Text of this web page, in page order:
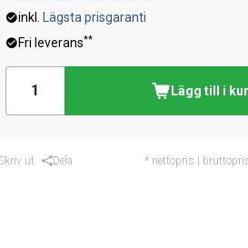
inkl.
Lägsta prisgaranti
Fri leverans**
Lägg till i
ut Dela * nettopris |